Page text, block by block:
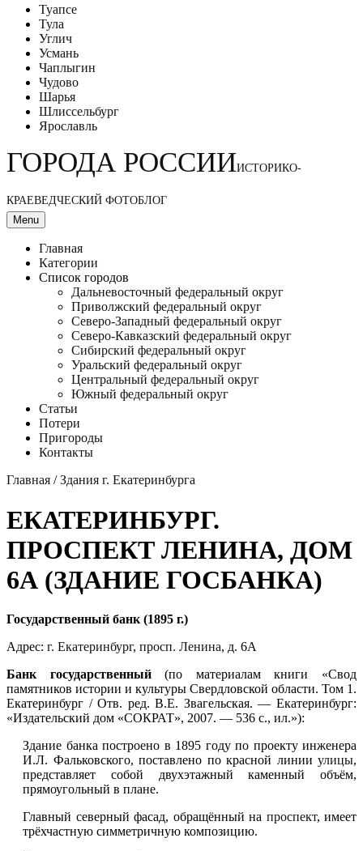
Туапсе
Тула
Углич
Усмань
Чаплыгин
Чудово
Шарья
Шлиссельбург
Ярославль
ГОРОДА РОССИИИСТОРИКО-
КРАЕВЕДЧЕСКИЙ ФОТОБЛОГ
Menu
Главная
Категории
Список городов
Дальневосточный федеральный округ
Приволжский федеральный округ
Северо-Западный федеральный округ
Северо-Кавказский федеральный округ
Сибирский федеральный округ
Уральский федеральный округ
Центральный федеральный округ
Южный федеральный округ
Статьи
Потери
Пригороды
Контакты
Главная /Здания г. Екатеринбурга
ЕКАТЕРИНБУРГ.
ПРОСПЕКТ ЛЕНИНА, ДОМ
6А (ЗДАНИЕ ГОСБАНКА)
Государственный банк (1895 г.)
Адрес: г. Екатеринбург, просп. Ленина, д. 6А
Банк государственный(по материалам книги «Свод
памятников истории и культуры Свердловской области. Том 1.
Екатеринбург / Отв. ред. В.Е. Звагельская. — Екатеринбург:
«Издательский дом «СОКРАТ», 2007. — 536 с., ил.»):
Здание банка построено в 1895 году по проекту инженера
И.Л. Фальковского, поставлено по красной линии улицы,
представляет собой двухэтажный каменный объём,
прямоугольный в плане.
Главный северный фасад, обращённый на проспект, имеет
трёхчастную симметричную композицию.